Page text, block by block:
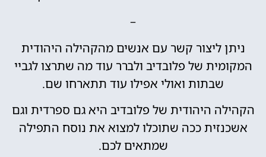
ליצור קשר עם אנשים מהקהילה היהודית
של פלובדיב ולברר עוד מה שתרצו לגביי
שבתות ואולי אפילו עוד תתארחו שם.
היהודית של פלובדיב היא גם ספרדית וגם
ככה שתוכלו למצוא את נוסח התפילה
שמתאים לכם.